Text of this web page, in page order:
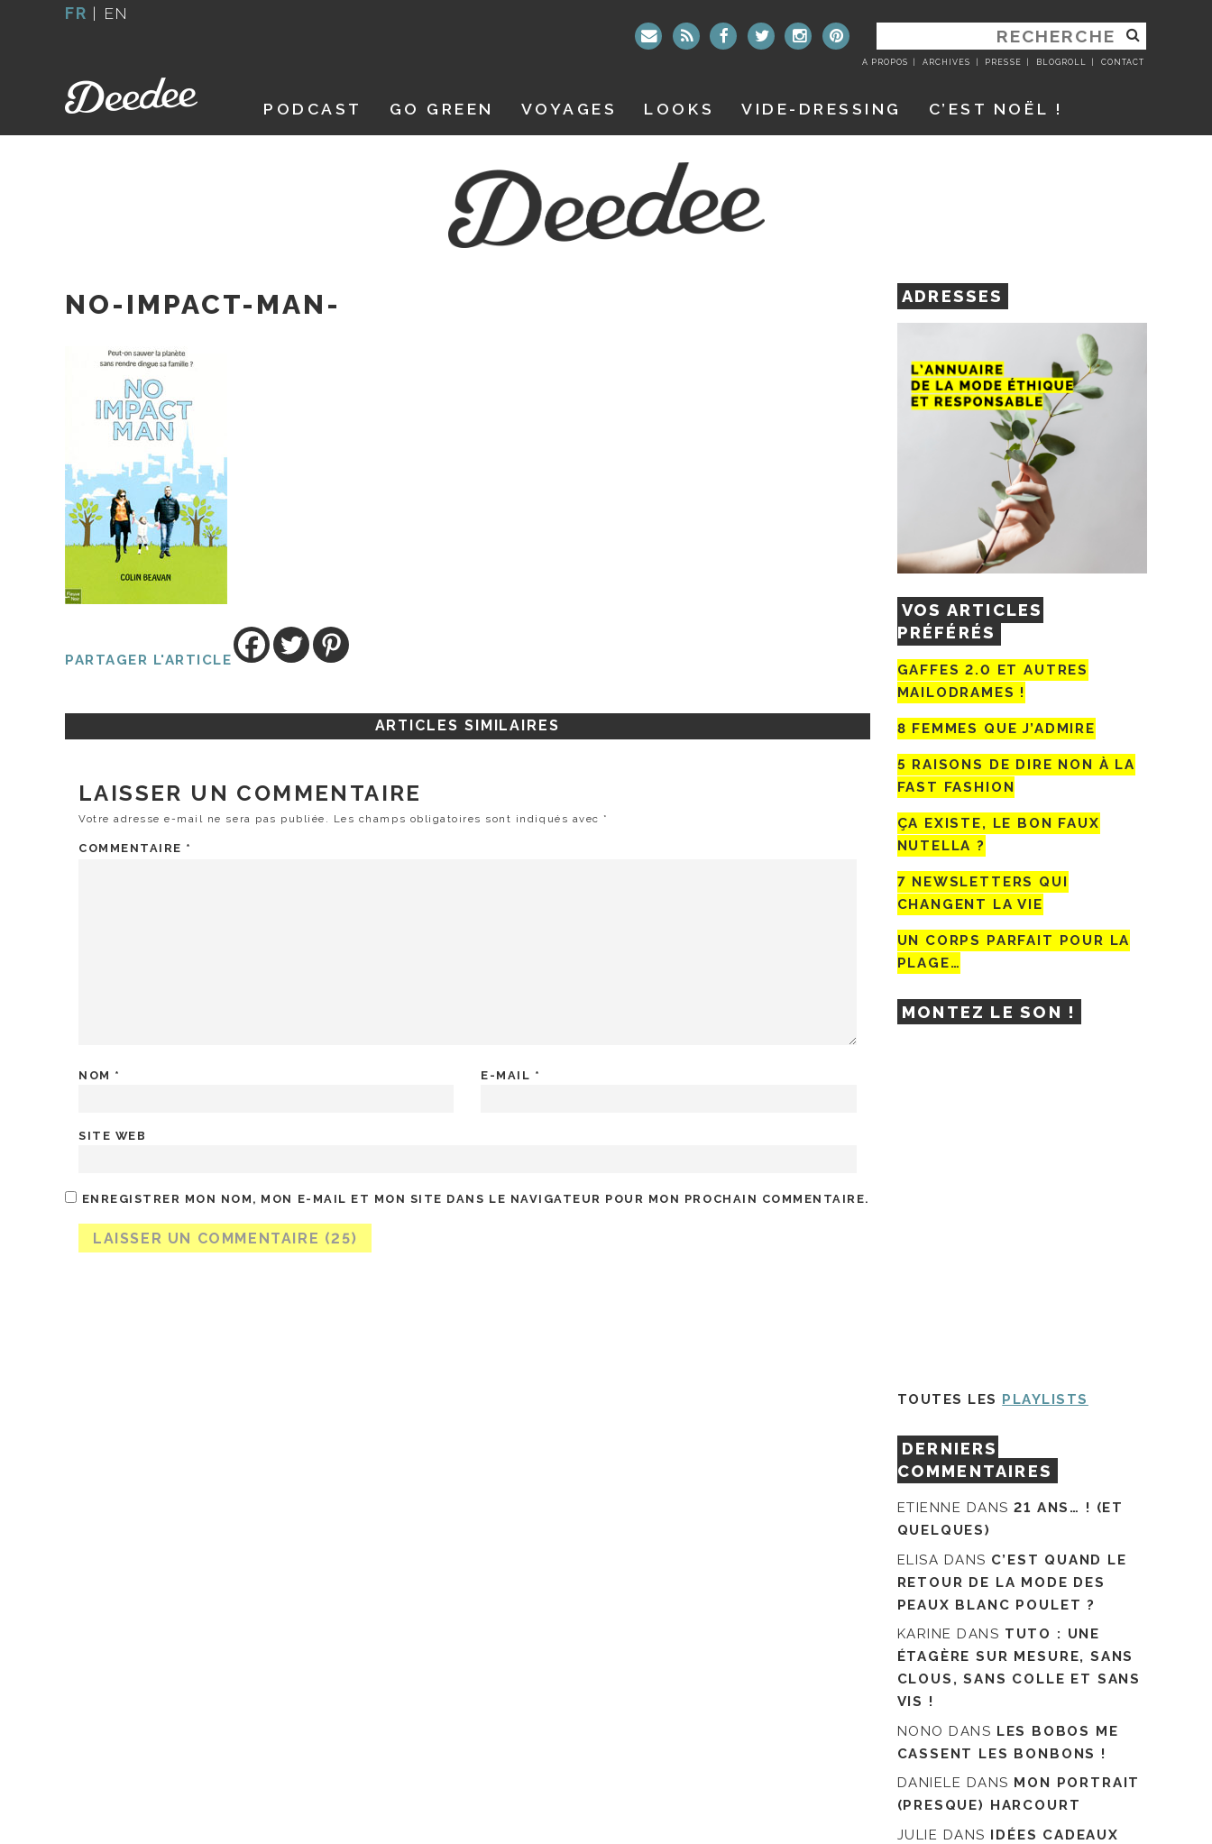
FR | EN
RECHERCHER
:
A PROPOS ARCHIVES PRESSE BLOGROLL CONTACT
PODCAST GO GREEN VOYAGES LOOKS VIDE-DRESSING C’EST NOËL !
NO-IMPACT-MAN-
PARTAGER L'ARTICLE
ARTICLES SIMILAIRES
LAISSER UN COMMENTAIRE
Votre adresse e-mail ne sera pas publiée. Les champs obligatoires sont indiqués avec *
COMMENTAIRE *
NOM * E-MAIL *
SITE WEB
ENREGISTRER MON NOM, MON E-MAIL ET MON SITE DANS LE NAVIGATEUR POUR MON PROCHAIN COMMENTAIRE.
ADRESSES
VOS ARTICLES
PRÉFÉRÉS
GAFFES 2.0 ET AUTRES
MAILODRAMES !
8 FEMMES QUE J’ADMIRE
5 RAISONS DE DIRE NON À LA
FAST FASHION
ÇA EXISTE, LE BON FAUX
NUTELLA ?
7 NEWSLETTERS QUI
CHANGENT LA VIE
UN CORPS PARFAIT POUR LA
PLAGE…
MONTEZ LE SON !
TOUTES LES PLAYLISTS
DERNIERS
COMMENTAIRES
ETIENNE DANS21 ANS… ! (ET
QUELQUES)
ELISA DANS C’EST QUAND LE
RETOUR DE LA MODE DES
PEAUX BLANC POULET ?
KARINE DANS TUTO : UNE
ÉTAGÈRE SUR MESURE, SANS
CLOUS, SANS COLLE ET SANS
VIS !
NONO DANS LES BOBOS ME
CASSENT LES BONBONS !
DANIELE DANS MON PORTRAIT
(PRESQUE) HARCOURT
JULIE DANS IDÉES CADEAUX